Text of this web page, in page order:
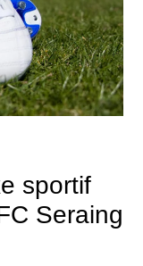
sportif
Seraing